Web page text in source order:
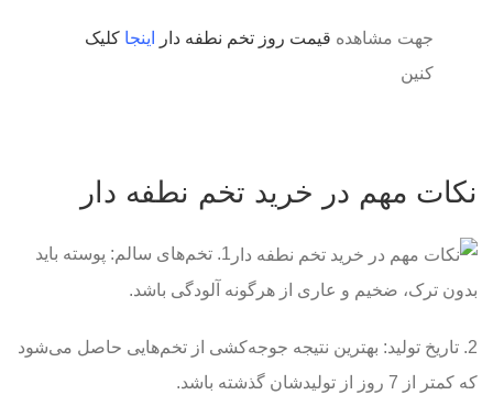
جهت مشاهده قیمت روز تخم نطفه دار اینجا کلیک
کنین
نکات مهم در خرید تخم نطفه دار
1. تخم‌های سالم: پوسته باید
بدون ترک، ضخیم و عاری از هرگونه آلودگی باشد.
2. تاریخ تولید: بهترین نتیجه جوجه‌کشی از تخم‌هایی حاصل می‌شود
که کمتر از 7 روز از تولیدشان گذشته باشد.